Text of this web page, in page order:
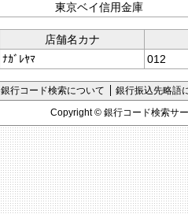
東京ベイ信用金庫
店舗名カナ
ﾅｶﾞﾚﾔﾏ 012
銀行コード検索について 銀行振込先略語
Copyright © 銀行コード検索サ